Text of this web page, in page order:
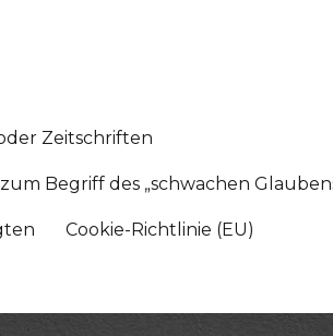
Zeitschriften
Begriff des „schwachen
Cookie-Richtlinie (EU)